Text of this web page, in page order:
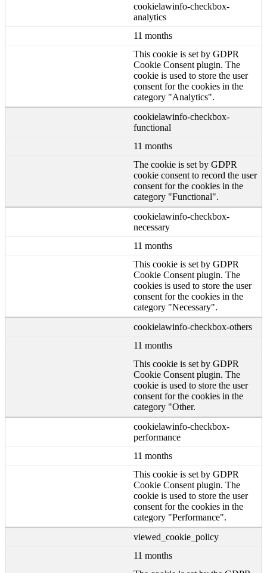
cookielawinfo-checkbox-
analytics
11 months
This cookie is set by GDPR
Cookie Consent plugin. The
cookie is used to store the user
consent for the cookies in the
category "Analytics".
cookielawinfo-checkbox-
functional
11 months
The cookie is set by GDPR
cookie consent to record the user
consent for the cookies in the
category "Functional".
cookielawinfo-checkbox-
necessary
11 months
This cookie is set by GDPR
Cookie Consent plugin. The
cookies is used to store the user
consent for the cookies in the
category "Necessary".
cookielawinfo-checkbox-others
11 months
This cookie is set by GDPR
Cookie Consent plugin. The
cookie is used to store the user
consent for the cookies in the
category "Other.
cookielawinfo-checkbox-
performance
11 months
This cookie is set by GDPR
Cookie Consent plugin. The
cookie is used to store the user
consent for the cookies in the
category "Performance".
viewed_cookie_policy
11 months